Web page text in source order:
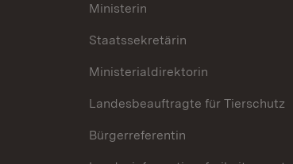
Ministerin
Staatssekretärin
Ministerialdirektorin
Landesbeauftragte für Tierschutz
Bürgerreferentin